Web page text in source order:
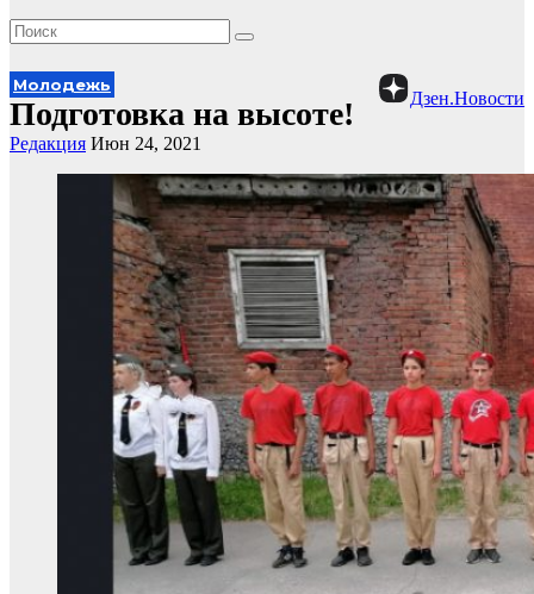
Дзен.Новости
Молодежь
Подготовка на высоте!
Редакция Июн 24, 2021